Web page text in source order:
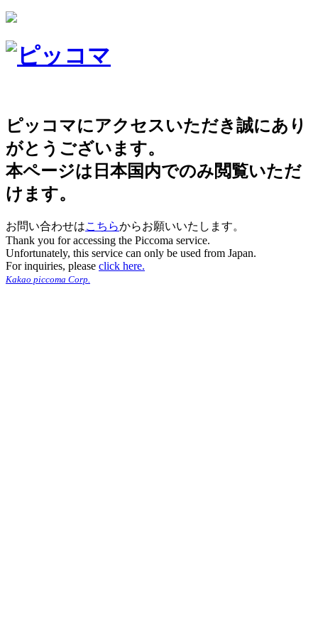
ピッコマにアクセスいただき誠にあり
がとうございます。
本ページは日本国内でのみ閲覧いただ
けます。
お問い合わせはこちらからお願いいたします。
Thank you for accessing the Piccoma service.
Unfortunately, this service can only be used from Japan.
For inquiries, please click here.
Kakao piccoma Corp.